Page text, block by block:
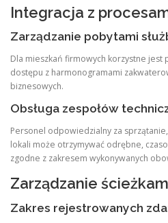
Integracja z
Zarządzanie pobytami
Dla mieszkań firmowych korzystne
dostępu z harmonogramami
biznesowych.
Obsługa zespołów
Personel odpowiedzialny za
lokali może otrzymywać odrębne,
zgodne z zakresem wykonywanych
Zarządzanie
Zakres rejestrowanych